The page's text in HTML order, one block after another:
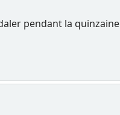
pendant la